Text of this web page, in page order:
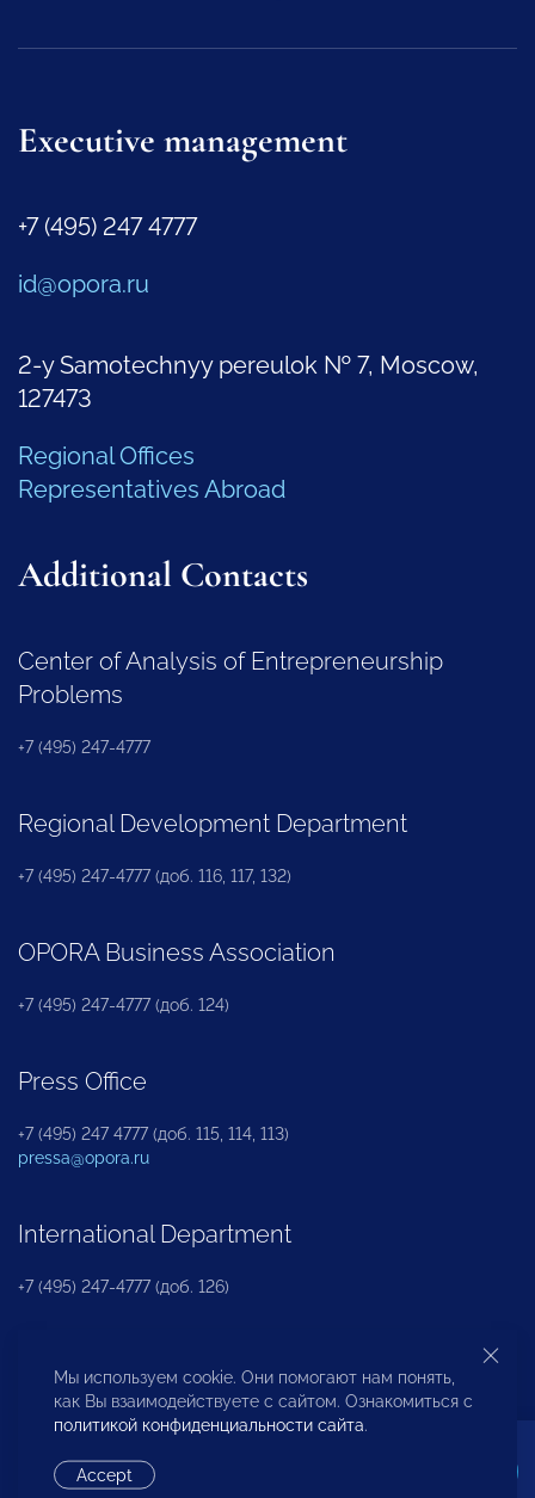
Executive management
+7 (495) 247 4777
id@opora.ru
2-y Samotechnyy pereulok № 7, Moscow,
127473
Regional Offices
Representatives Abroad
Additional Contacts
Center of Analysis of Entrepreneurship
Problems
+7 (495) 247-4777
Regional Development Department
+7 (495) 247-4777 (доб. 116, 117, 132)
OPORA Business Association
+7 (495) 247-4777 (доб. 124)
Press Office
+7 (495) 247 4777 (доб. 115, 114, 113)
pressa@opora.ru
International Department
+7 (495) 247-4777 (доб. 126)
Business and Investment Rights Protection
Department
Мы используем cookie. Они помогают нам понять,
как Вы взаимодействуете с сайтом. Ознакомиться с
политикой конфиденциальности сайта.
Accept